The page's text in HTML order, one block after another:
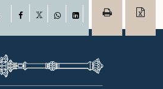
Facebook
WhatsAppLinkedIn